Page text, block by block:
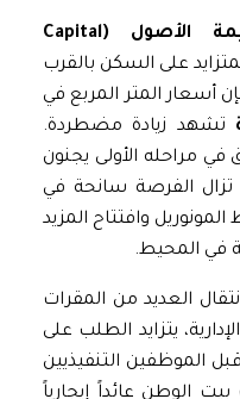
الارتفاع المستمر في قيمة الأصول (Capital
على السكن بالقرب
المتر المربع في
زيادة مضطردة.
الأولى يجنون
الفرصة سانحة في
وافتتاح المزيد
المحيط.
العديد من المقرات
يتزايد الطلب على
التنفيذيين
عائداً إيجارياً